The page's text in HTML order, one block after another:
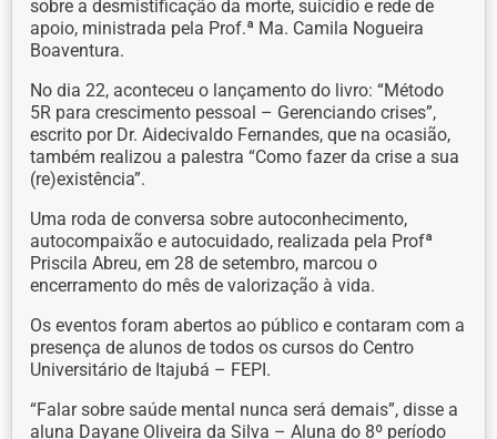
sobre a desmistificação da morte, suicídio e rede de
apoio, ministrada pela Prof.ª Ma. Camila Nogueira
Boaventura.
No dia 22, aconteceu o lançamento do livro: “Método
5R para crescimento pessoal – Gerenciando crises”,
escrito por Dr. Aidecivaldo Fernandes, que na ocasião,
também realizou a palestra “Como fazer da crise a sua
(re)existência”.
Uma roda de conversa sobre autoconhecimento,
autocompaixão e autocuidado, realizada pela Profª
Priscila Abreu, em 28 de setembro, marcou o
encerramento do mês de valorização à vida.
Os eventos foram abertos ao público e contaram com a
presença de alunos de todos os cursos do Centro
Universitário de Itajubá – FEPI.
“Falar sobre saúde mental nunca será demais”, disse a
aluna Dayane Oliveira da Silva – Aluna do 8º período